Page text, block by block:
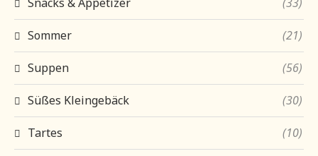
Sommer (21)
Suppen (56)
Süßes Kleingebäck (30)
Tartes (10)